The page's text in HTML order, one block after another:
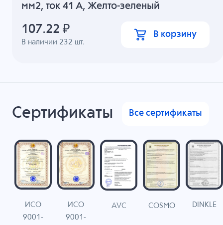
мм2, ток 41 A, Желто-зеленый
В наличии 232 шт.
107.22 ₽ В корзину
Сертификаты Все сертификаты
ИСО
9001-
ИСО
9001-
AVC COSMO DINKLE